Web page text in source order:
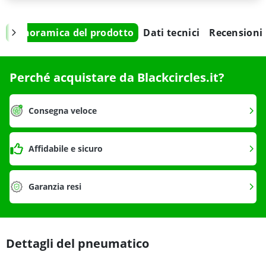
Panoramica del prodotto Dati tecnici Recensioni
Perché acquistare da Blackcircles.it?
Consegna veloce
Affidabile e sicuro
Garanzia resi
Dettagli del pneumatico